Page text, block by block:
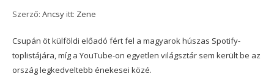
Szerző: Ancsy itt: Zene
Csupán öt külföldi előadó fért fel a magyarok húszas Spotify-
toplistájára, míg a YouTube-on egyetlen világsztár sem került be az
ország legkedveltebb énekesei közé.